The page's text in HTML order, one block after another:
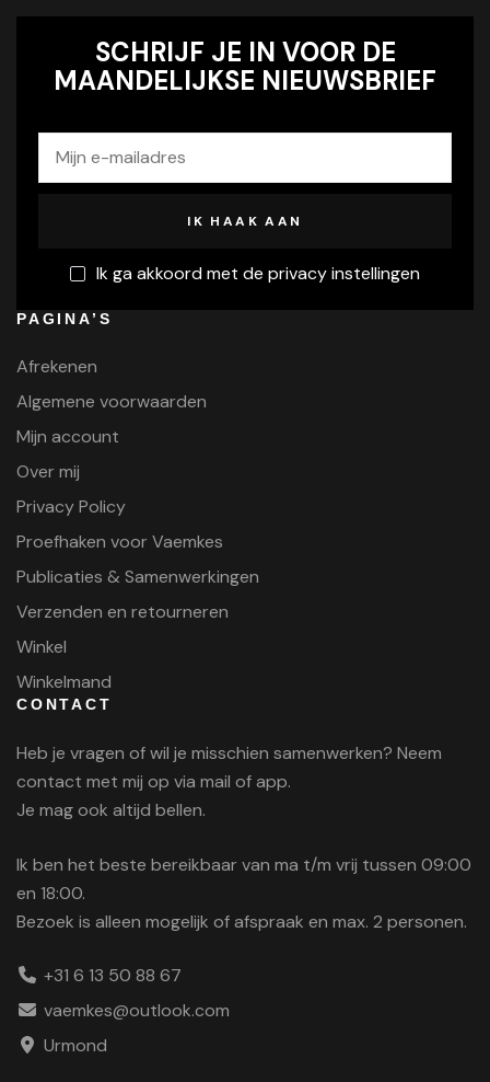
SCHRIJF JE IN VOOR DE
MAANDELIJKSE NIEUWSBRIEF
Ik ga akkoord met de privacy instellingen
PAGINA’S
Afrekenen
Algemene voorwaarden
Mijn account
Over mij
Privacy Policy
Proefhaken voor Vaemkes
Publicaties & Samenwerkingen
Verzenden en retourneren
Winkel
Winkelmand
CONTACT
Heb je vragen of wil je misschien samenwerken? Neem
contact met mij op via mail of app.
Je mag ook altijd bellen.
Ik ben het beste bereikbaar van ma t/m vrij tussen 09:00
en 18:00.
Bezoek is alleen mogelijk of afspraak en max. 2 personen.
+31 6 13 50 88 67
vaemkes@outlook.com
Urmond